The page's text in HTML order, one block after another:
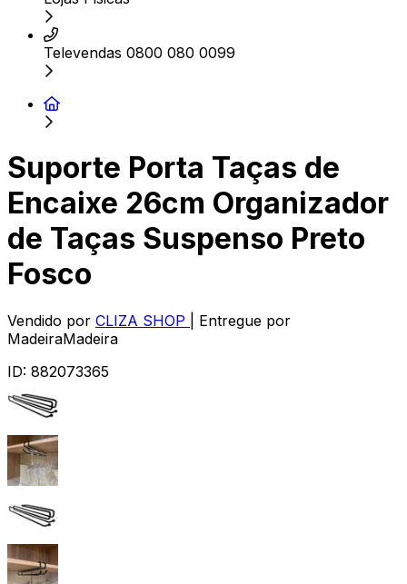
Televendas 0800 080 0099
Suporte Porta Taças de
Encaixe 26cm Organizador
de Taças Suspenso Preto
Fosco
Vendido por CLIZA SHOP
| Entregue por
MadeiraMadeira
ID: 882073365